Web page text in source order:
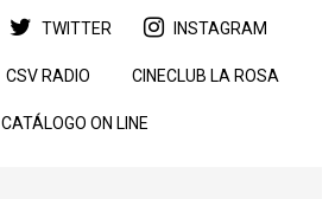
TWITTER INSTAGRAM
CSV RADIO CINECLUB LA ROSA
CATÁLOGO ON LINE